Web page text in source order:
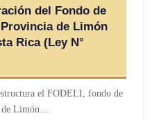
del Fondo de
de Limón
Rica (Ley N°
el FODELI, fondo de
Limón…